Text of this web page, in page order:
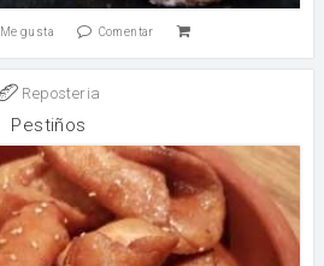
Me gusta Comentar
Reposteria
Pestiños